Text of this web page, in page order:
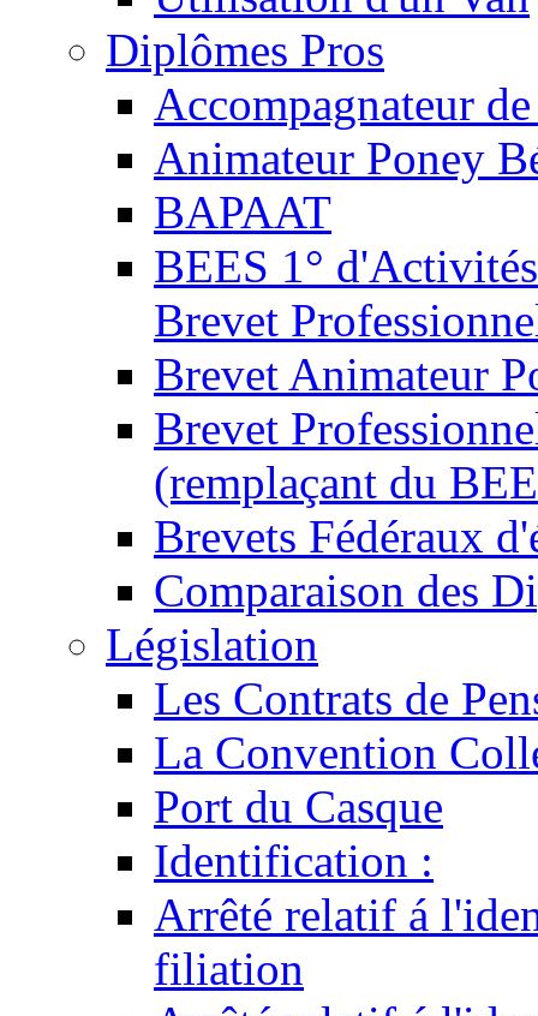
Diplômes Pros
Accompagnateur
Animateur Poney
BAPAAT
BEES 1°
Brevet
Brevet Animateur
Brevet
(remplaçant du
Brevets Fédéraux
Comparaison des
Législation
Les Contrats de
La Convention
Port du Casque
Identification :
Arrêté relatif á
filiation